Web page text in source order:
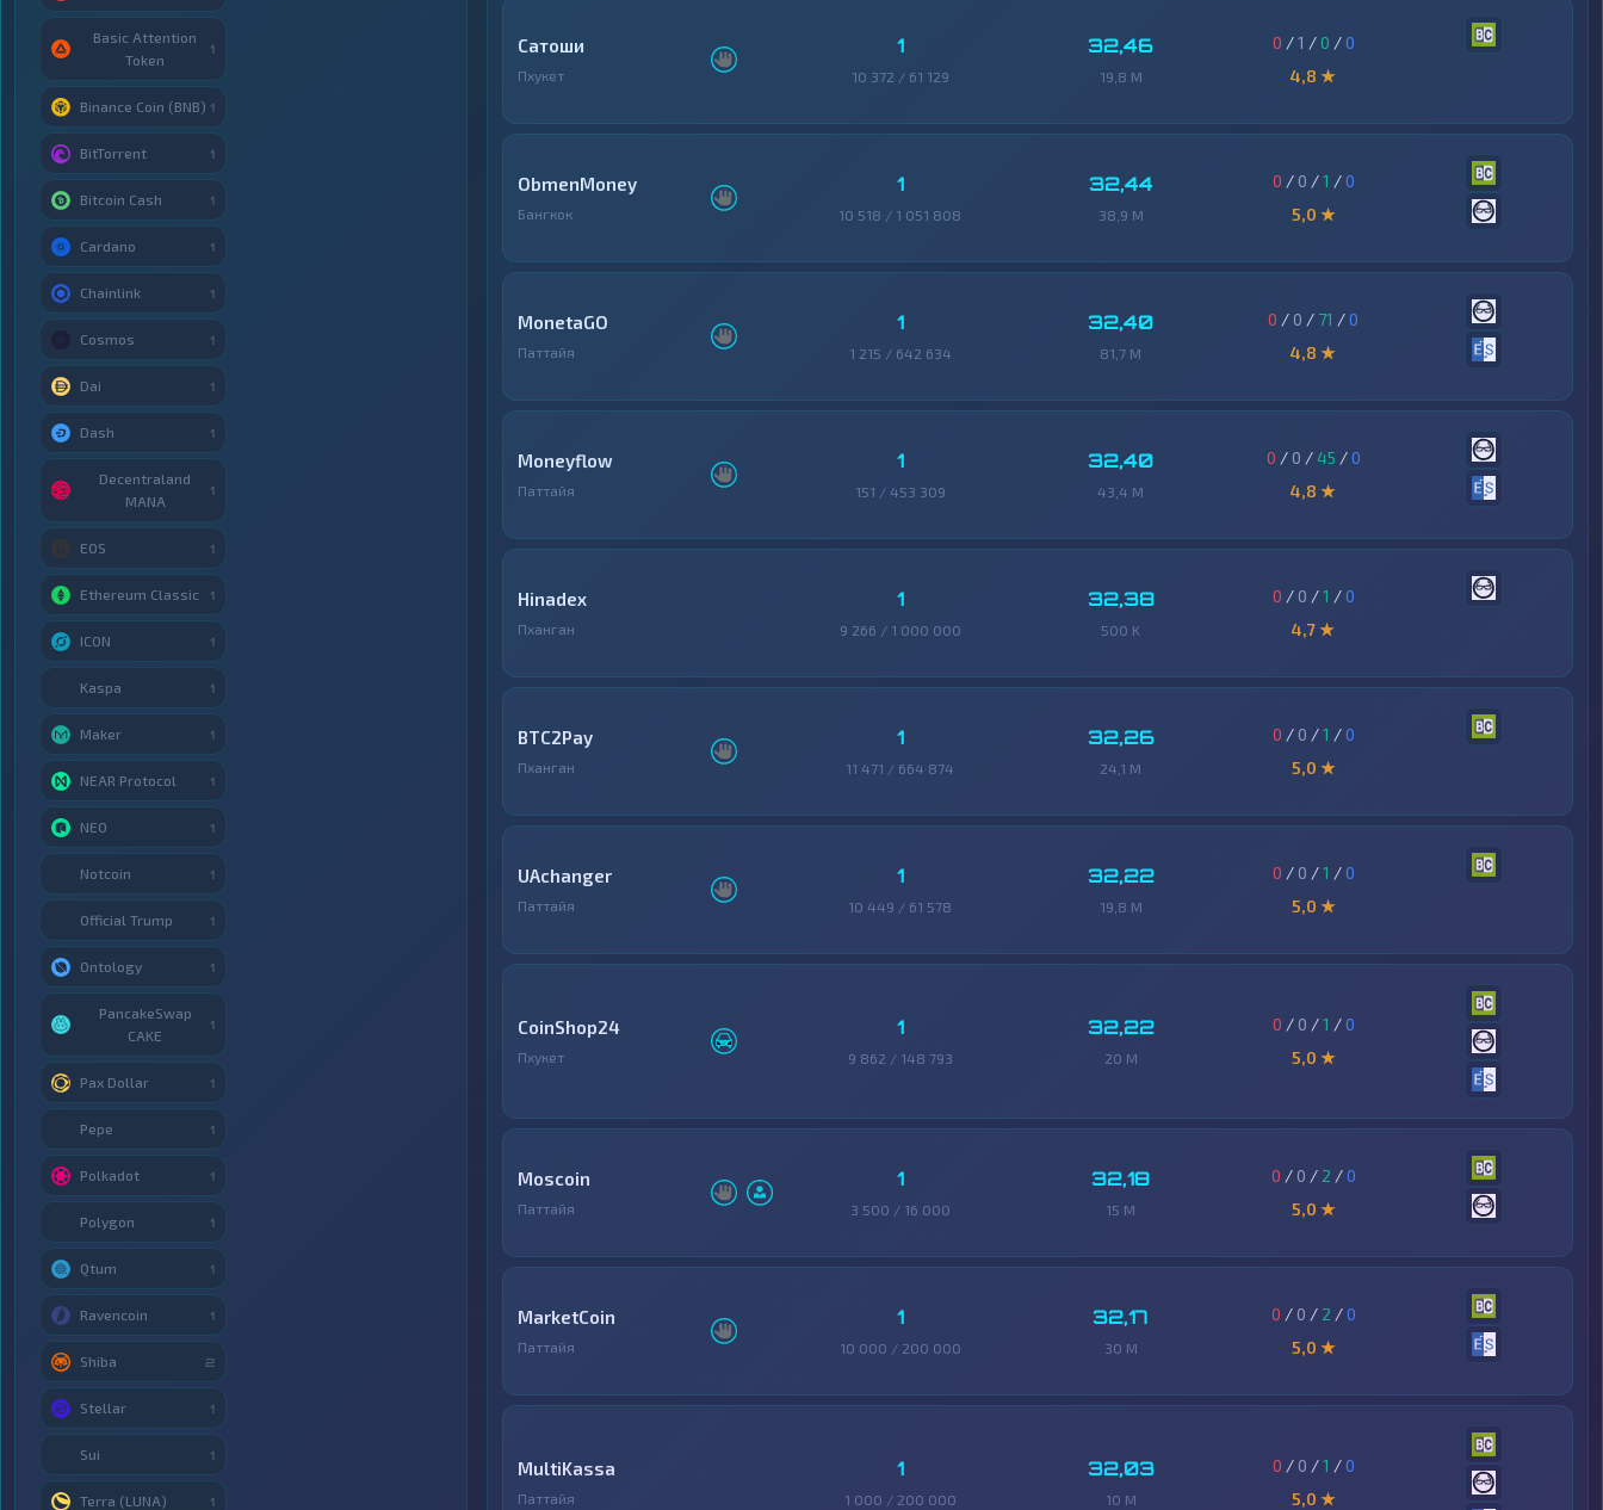
Сатоши
Пхукет
1
10 372 / 61 129
32,46
19,8 M
0 /1 / 0 /0
4,8 ★
ObmenMoney
Бангкок
1
10 518 / 1 051 808
32,44
38,9 M
0 / 0 /1 /0
5,0 ★
MonetaGO
Паттайя
1
1 215 / 642 634
32,40
81,7 M
0 / 0 / 71 /0
4,8 ★
Moneyflow
Паттайя
1
151 / 453 309
32,40
43,4 M
0 / 0 / 45 /0
4,8 ★
Hinadex
Пханган
1
9 266 / 1 000 000
32,38
500 K
0 / 0 /1 /0
4,7 ★
BTC2Pay
Пханган
1
11 471 / 664 874
32,26
24,1 M
0 / 0 /1 /0
5,0 ★
UAchanger
Паттайя
1
10 449 / 61 578
32,22
19,8 M
0 / 0 /1 /0
5,0 ★
CoinShop24
Пхукет
1
9 862 / 148 793
32,22
20 M
0 / 0 /1 /0
5,0 ★
Moscoin
Паттайя
1
3 500 / 16 000
32,18
15 M
0 / 0 / 2 /0
5,0 ★
MarketCoin
Паттайя
1
10 000 / 200 000
32,17
30 M
0 / 0 / 2 /0
5,0 ★
MultiKassa
Паттайя
1
1 000 / 200 000
32,03
10 M
0 / 0 /1 /0
5,0 ★
Basic Attention
Token
1
Binance Coin (BNB) 1
BitTorrent 1
Bitcoin Cash 1
Cardano 1
Chainlink 1
Cosmos 1
Dai 1
Dash 1
Decentraland
MANA
1
EOS 1
Ethereum Classic 1
ICON 1
Kaspa 1
Maker 1
NEAR Protocol 1
NEO 1
Notcoin 1
Official Trump 1
Ontology 1
PancakeSwap
CAKE
1
Pax Dollar 1
Pepe 1
Polkadot 1
Polygon 1
Qtum 1
Ravencoin 1
Shiba 2
Stellar 1
Sui 1
Terra (LUNA) 1